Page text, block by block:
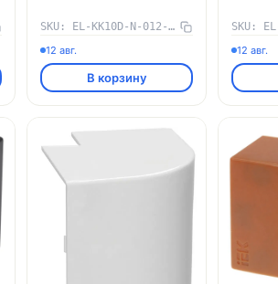
SKU: EL-KK10D-N-012-012-K11
12 авг.
В корзину
12 авг.